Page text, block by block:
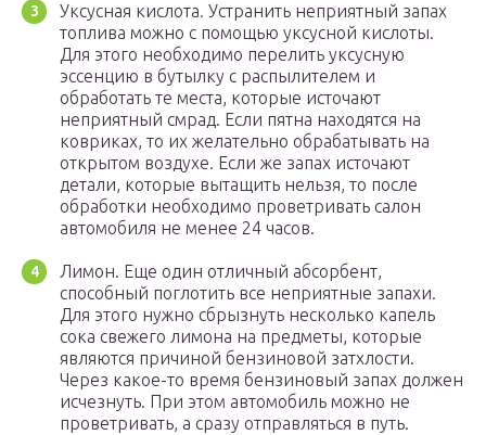
Уксусная кислота. Устранить неприятный запах
топлива можно с помощью уксусной кислоты.
Для этого необходимо перелить уксусную
эссенцию в бутылку с распылителем и
обработать те места, которые источают
неприятный смрад. Если пятна находятся на
ковриках, то их желательно обрабатывать на
открытом воздухе. Если же запах источают
детали, которые вытащить нельзя, то после
обработки необходимо проветривать салон
автомобиля не менее 24 часов.
Лимон. Еще один отличный абсорбент,
способный поглотить все неприятные запахи.
Для этого нужно сбрызнуть несколько капель
сока свежего лимона на предметы, которые
являются причиной бензиновой затхлости.
Через какое-то время бензиновый запах должен
исчезнуть. При этом автомобиль можно не
проветривать, а сразу отправляться в путь.